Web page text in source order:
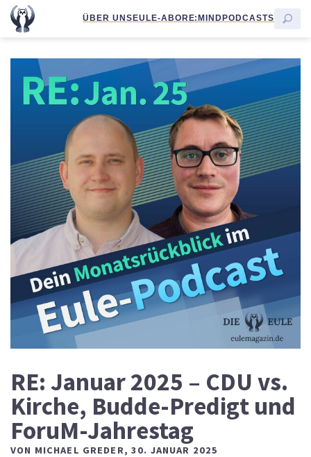
ÜBER UNSEULE-ABORE:MINDPODCASTS
RE: Januar 2025 – CDU vs.
Kirche, Budde-Predigt und
ForuM-Jahrestag
VON MICHAEL GREDER,30. JANUAR 2025